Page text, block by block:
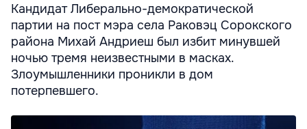
Кандидат Либерально-демократической
партии на пост мэра села Раковэц Сорокского
района Михай Андриеш был избит минувшей
ночью тремя неизвестными в масках.
Злоумышленники проникли в дом
потерпевшего.